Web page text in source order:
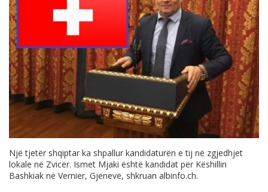
Një tjetër shqiptar ka shpallur kandidaturën e tij në zgjedhjet
lokale në Zvicër. Ismet Mjaki është kandidat për Këshillin
Bashkiak në Vernier, Gjenevë, shkruan albinfo.ch.